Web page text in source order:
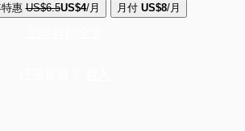
惠 US$6.5US$4/月 月付 US$8/月